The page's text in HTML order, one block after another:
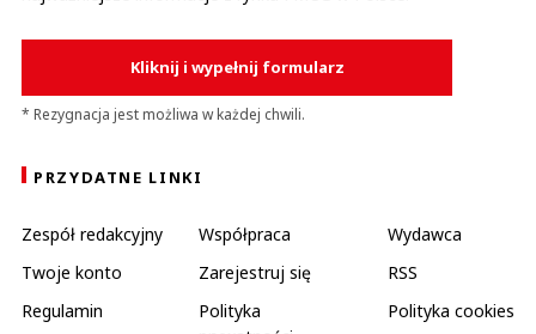
Kliknij i wypełnij formularz
* Rezygnacja jest możliwa w każdej chwili.
PRZYDATNE LINKI
Zespół redakcyjny Współpraca
Wydawca
Twoje konto
Zarejestruj się
RSS
Regulamin
Polityka
Polityka cookies